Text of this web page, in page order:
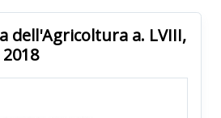
dell'Agricoltura a. LVIII,